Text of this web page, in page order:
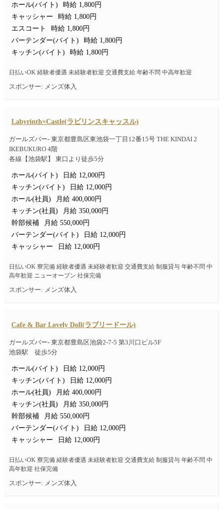
ホール(バイト)
時給 1,800円
キャッシャー
時給 1,800円
エスコート
時給 1,800円
バーテンダー(バイト)
時給 1,800円
キッチン(バイト)
時給 1,800円
日払いOK 経験者優遇 未経験者歓迎 交通費支給 年齢不問 中高年歓迎
スポンサー: メンズ体入
Labyrinth×Castle(ラビリンスキャッスル)
ガールズバー- 東京都豊島区東池袋一丁目12番15号 THE KINDAI 2
IKEBUKURO 4階
各線【池袋駅】 東口より徒歩5分
ホール(バイト)
日給 12,000円
キッチン(バイト)
日給 12,000円
ホール(社員)
月給 400,000円
キッチン(社員)
月給 350,000円
幹部候補
月給 550,000円
バーテンダー(バイト)
日給 12,000円
キャッシャー
日給 12,000円
日払いOK 寮完備 経験者優遇 未経験者歓迎 交通費支給 制服貸与 年齢不問 中
高年歓迎 ニューオープン 社保完備
スポンサー: メンズ体入
Cafe & Bar Lovely Doll(ラブリードール)
ガールズバー- 東京都豊島区池袋2-7-5 第3川口ビル5F
池袋駅 徒歩5分
ホール(バイト)
日給 12,000円
キッチン(バイト)
日給 12,000円
ホール(社員)
月給 400,000円
キッチン(社員)
月給 350,000円
幹部候補
月給 550,000円
バーテンダー(バイト)
日給 12,000円
キャッシャー
日給 12,000円
日払いOK 寮完備 経験者優遇 未経験者歓迎 交通費支給 制服貸与 年齢不問 中
高年歓迎 社保完備
スポンサー: メンズ体入